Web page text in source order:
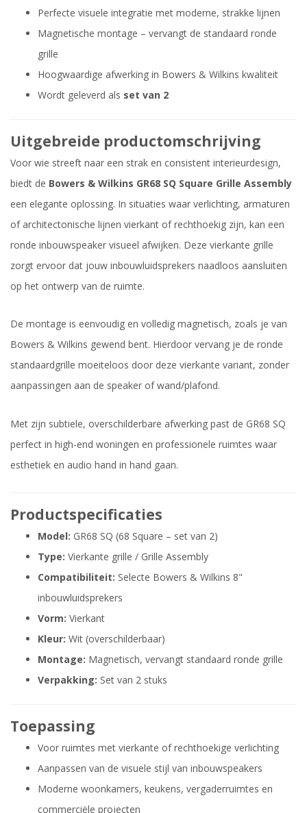
Perfecte visuele integratie met moderne, strakke lijnen
Magnetische montage – vervangt de standaard ronde
grille
Hoogwaardige afwerking in Bowers & Wilkins kwaliteit
Wordt geleverd als set van 2
Uitgebreide productomschrijving
Voor wie streeft naar een strak en consistent interieurdesign,
biedt de Bowers & Wilkins GR68 SQ Square Grille Assembly
een elegante oplossing. In situaties waar verlichting, armaturen
of architectonische lijnen vierkant of rechthoekig zijn, kan een
ronde inbouwspeaker visueel afwijken. Deze vierkante grille
zorgt ervoor dat jouw inbouwluidsprekers naadloos aansluiten
op het ontwerp van de ruimte.
De montage is eenvoudig en volledig magnetisch, zoals je van
Bowers & Wilkins gewend bent. Hierdoor vervang je de ronde
standaardgrille moeiteloos door deze vierkante variant, zonder
aanpassingen aan de speaker of wand/plafond.
Met zijn subtiele, overschilderbare afwerking past de GR68 SQ
perfect in high-end woningen en professionele ruimtes waar
esthetiek en audio hand in hand gaan.
Productspecificaties
Model: GR68 SQ (68 Square – set van 2)
Type: Vierkante grille / Grille Assembly
Compatibiliteit: Selecte Bowers & Wilkins 8"
inbouwluidsprekers
Vorm: Vierkant
Kleur: Wit (overschilderbaar)
Montage: Magnetisch, vervangt standaard ronde grille
Verpakking: Set van 2 stuks
Toepassing
Voor ruimtes met vierkante of rechthoekige verlichting
Aanpassen van de visuele stijl van inbouwspeakers
Moderne woonkamers, keukens, vergaderruimtes en
commerciële projecten